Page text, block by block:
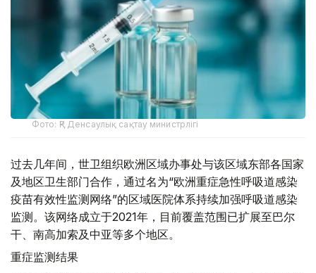
Фото: ҚР Денсаулық сақтау министрлігі
过去几年间，世卫组织欧洲区域办事处与该区域东部各国家
及地区卫生部门合作，通过名为“欧洲重症急性呼吸道感染
疫苗有效性监测网络”的区域医院体系持续加强呼吸道感染
监测。该网络成立于2021年，目前覆盖范围已扩展至巴尔
干、南高加索及中亚等多个地区。
重症监测结果